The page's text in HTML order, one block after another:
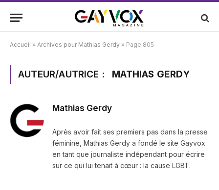
Accueil » Archives pour Mathias Gerdy » Page 805
AUTEUR/AUTRICE : MATHIAS GERDY
Mathias Gerdy
Après avoir fait ses premiers pas dans la presse
féminine, Mathias Gerdy a fondé le site Gayvox
en tant que journaliste indépendant pour écrire
sur ce qui lui tenait à cœur : la cause LGBT.